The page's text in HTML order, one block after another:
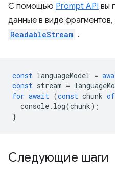
С помощью Prompt API вы
данные в виде
ReadableStream .
const languageModel =
const stream =
for await (const chunk of
console. log(chunk);
}
Следующие шаги